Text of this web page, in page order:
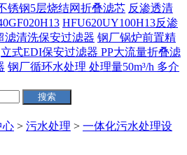
锈钢5层烧结网折叠滤芯 反渗透清
HFU620UY100H13反渗
滤清洗保安过滤器 钢厂锅炉前置精
立式EDI保安过滤器 PP大流量折叠滤
钢厂循环水处理 处理量50m³/h 多介
心 > 污水处理 > 一体化污水处理设